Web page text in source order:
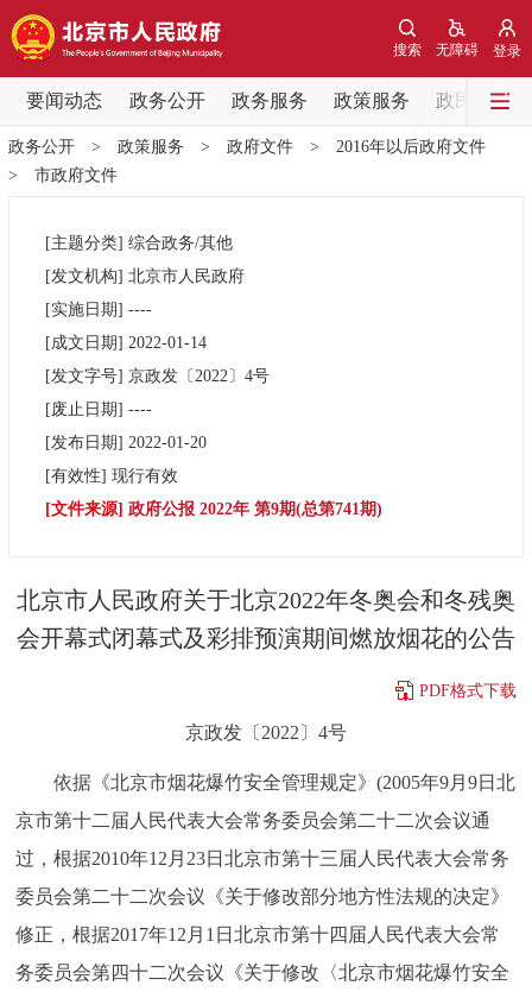
登录
无障碍
搜索
要闻动态 政务公开 政务服务 政策服务 政民互动
要闻动态
党中央精神 国务院信息 中央部委动态
各区热点
市领导
决策公开 专题公开
部门服务
中介服务 阳光政务
政民互动
12345网上接诉即办 我要咨询 我要建议
政务公开> 政策服务 > 政府文件> 2016年以后政府文件
> 市政府文件
[主题分类] 综合政务/其他
[发文机构] 北京市人民政府
[实施日期] ----
[成文日期] 2022-01-14
[发文字号] 京政发〔2022〕 4号
[废止日期] ----
[发布日期] 2022-01-20
[有效性] 现行有效
[文件来源] 政府公报 2022年 第9期(总第741期)
北京市人民政府关于北京2022年冬奥会和冬残奥
会开幕式闭幕式及彩排预演期间燃放烟花的公告
PDF格式下载
京政发〔2022〕4号
依据《北京市烟花爆竹安全管理规定》(2005年9月9日北
京市第十二届人民代表大会常务委员会第二十二次会议通
过，根据2010年12月23日北京市第十三届人民代表大会常务
委员会第二十二次会议《关于修改部分地方性法规的决定》
修正，根据2017年12月1日北京市第十四届人民代表大会常
务委员会第四十二次会议《关于修改〈北京市烟花爆竹安全